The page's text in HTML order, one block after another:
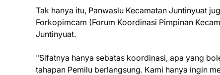
Tak hanya itu, Panwaslu Kecamatan Juntinyuat
Forkopimcam (Forum Koordinasi Pimpinan
Juntinyuat.
"Sifatnya hanya sebatas koordinasi, apa yang
tahapan Pemilu berlangsung. Kami hanya ingin